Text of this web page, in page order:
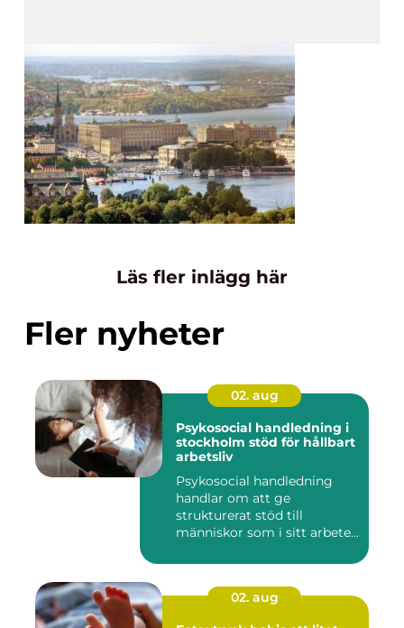
Läs fler inlägg här
Fler nyheter
02. aug
Psykosocial handledning i
stockholm stöd för hållbart
arbetsliv
Psykosocial handledning
handlar om att ge
strukturerat stöd till
människor som i sitt arbete
02. aug